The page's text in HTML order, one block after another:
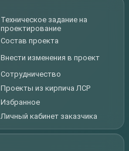
Техническое задание на
проектирование
Состав проекта
Внести изменения в проект
Сотрудничество
Проекты из кирпича ЛСР
Избранное
Личный кабинет заказчика